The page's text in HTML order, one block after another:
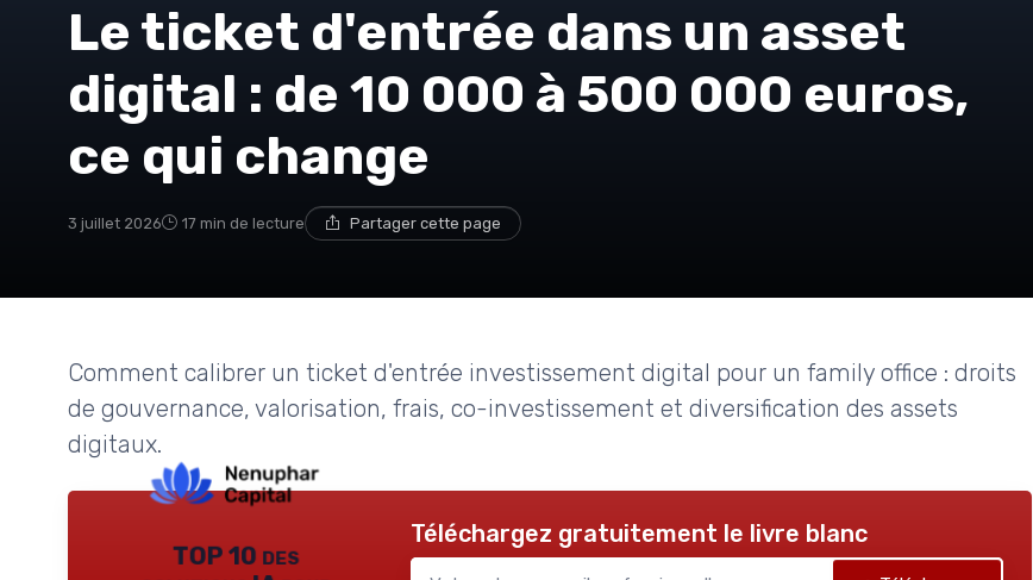
Le ticket d'entrée dans un asset
digital : de 10 000 à 500 000 euros,
ce qui change
3 juillet 2026 17 min de lecture Partager cette page
Comment calibrer un ticket d'entrée investissement digital pour un family office : droits
de gouvernance, valorisation, frais, co-investissement et diversification des assets
digitaux.
TOP 10 des
Téléchargez gratuitement le livre blanc